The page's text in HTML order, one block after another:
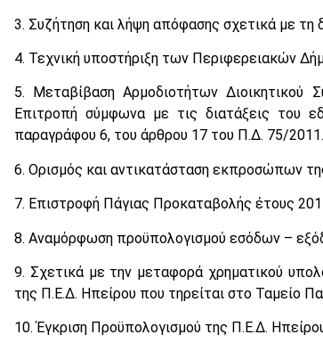
3. Συζήτηση και λήψη απόφασης σχετικά με τη
4. Τεχνική υποστήριξη των Περιφερειακών
5. Μεταβίβαση Αρμοδιοτήτων Διοικητικού
Επιτροπή σύμφωνα με τις διατάξεις του
παραγράφου 6, του άρθρου 17 του Π.Δ. 75/2011.
6. Ορισμός και αντικατάσταση εκπροσώπων
7. Επιστροφή Πάγιας Προκαταβολής έτους
8. Αναμόρφωση προϋπολογισμού εσόδων –
9. Σχετικά με την μεταφορά χρηματικού
της Π.Ε.Δ. Ηπείρου που τηρείται στο Ταμείο
10. Έγκριση Προϋπολογισμού της Π.Ε.Δ.